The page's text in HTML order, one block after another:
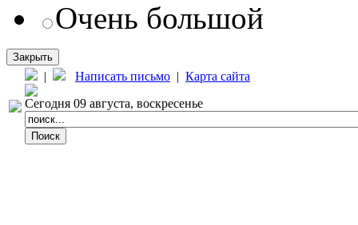
Очень большой
Закрыть
| Написать письмо | Карта сайта
Сегодня 09 августа, воскресенье